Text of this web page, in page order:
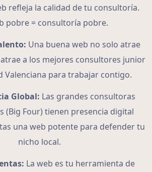
refleja la calidad de tu consultoría.
pobre = consultoría pobre.
Una buena web no solo atrae
a los mejores consultores junior
Valenciana para trabajar contigo.
Global: Las grandes consultoras
(Big Four) tienen presencia digital
una web potente para defender tu
nicho local.
La web es tu herramienta de